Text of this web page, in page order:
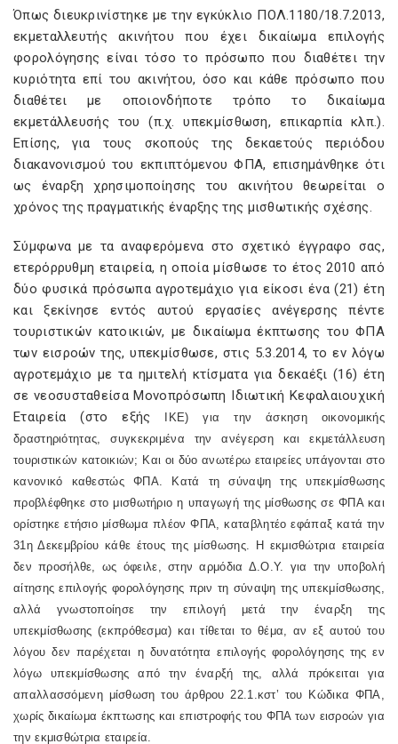
Όπως διευκρινίστηκε με την εγκύκλιο ΠΟΛ.1180/18.7.2013,
εκμεταλλευτής ακινήτου που έχει δικαίωμα επιλογής
φορολόγησης είναι τόσο το πρόσωπο που διαθέτει την
κυριότητα επί του ακινήτου, όσο και κάθε πρόσωπο που
διαθέτει με οποιονδήποτε τρόπο το δικαίωμα
εκμετάλλευσής του (π.χ. υπεκμίσθωση, επικαρπία κλπ.).
Επίσης, για τους σκοπούς της δεκαετούς περιόδου
διακανονισμού του εκπιπτόμενου ΦΠΑ, επισημάνθηκε ότι
ως έναρξη χρησιμοποίησης του ακινήτου θεωρείται ο
χρόνος της πραγματικής έναρξης της μισθωτικής σχέσης.
Σύμφωνα με τα αναφερόμενα στο σχετικό έγγραφο σας,
ετερόρρυθμη εταιρεία, η οποία μίσθωσε το έτος 2010 από
δύο φυσικά πρόσωπα αγροτεμάχιο για είκοσι ένα (21) έτη
και ξεκίνησε εντός αυτού εργασίες ανέγερσης πέντε
τουριστικών κατοικιών, με δικαίωμα έκπτωσης του ΦΠΑ
των εισροών της, υπεκμίσθωσε, στις 5.3.2014, το εν λόγω
αγροτεμάχιο με τα ημιτελή κτίσματα για δεκαέξι (16) έτη
σε νεοσυσταθείσα Μονοπρόσωπη Ιδιωτική Κεφαλαιουχική
Εταιρεία (στο εξής
IKE) για την άσκηση οικονομικής
δραστηριότητας, συγκεκριμένα την ανέγερση και εκμετάλλευση
τουριστικών κατοικιών; Και οι δύο ανωτέρω εταιρείες υπάγονται στο
κανονικό καθεστώς ΦΠΑ. Κατά τη σύναψη της υπεκμίσθωσης
προβλέφθηκε στο μισθωτήριο η υπαγωγή της μίσθωσης σε ΦΠΑ και
ορίστηκε ετήσιο μίσθωμα πλέον ΦΠΑ, καταβλητέο εφάπαξ κατά την
31η Δεκεμβρίου κάθε έτους της μίσθωσης. Η εκμισθώτρια εταιρεία
δεν προσήλθε, ως όφειλε, στην αρμόδια Δ.Ο.Υ. για την υποβολή
αίτησης επιλογής φορολόγησης πριν τη σύναψη της υπεκμίσθωσης,
αλλά γνωστοποίησε την επιλογή μετά την έναρξη της
υπεκμίσθωσης (εκπρόθεσμα) και τίθεται το θέμα, αν εξ αυτού του
λόγου δεν παρέχεται η δυνατότητα επιλογής φορολόγησης της εν
λόγω υπεκμίσθωσης από την έναρξή της, αλλά πρόκειται για
απαλλασσόμενη μίσθωση του άρθρου 22.1.κστ’ του Κώδικα ΦΠΑ,
χωρίς δικαίωμα έκπτωσης και επιστροφής του ΦΠΑ των εισροών για
την εκμισθώτρια εταιρεία.